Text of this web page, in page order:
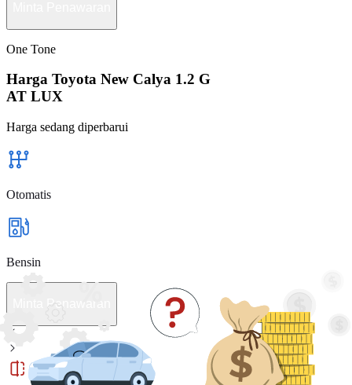
One Tone
Harga Toyota New Calya 1.2 G
AT LUX
Harga sedang diperbarui
Otomatis
Bensin
Minta Penawaran